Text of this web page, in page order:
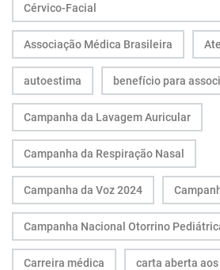
Cérvico-Facial
Associação Médica Brasileira
autoestima benefício para
Campanha da Lavagem Auricular
Campanha da Respiração Nasal
Campanha da Voz 2024
Campanha Nacional Otorrino
Carreira médica carta aberta